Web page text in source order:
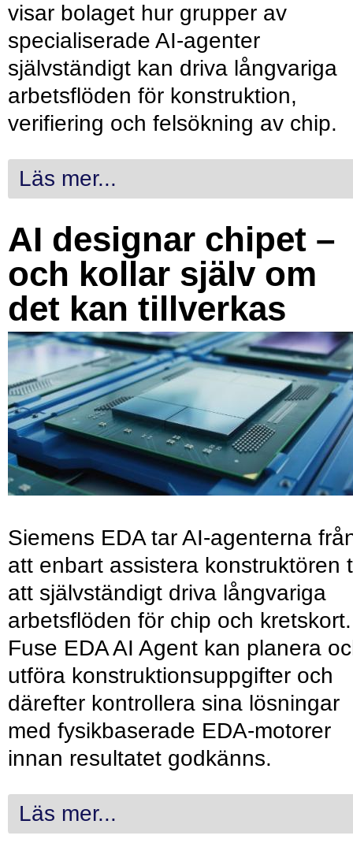
visar bolaget hur grupper av
specialiserade AI-agenter
självständigt kan driva långvariga
arbetsflöden för konstruktion,
verifiering och felsökning av chip.
Läs mer...
AI designar chipet –
och kollar själv om
det kan tillverkas
Siemens EDA tar AI-agenterna
att enbart assistera konstruktören
att självständigt driva långvariga
arbetsflöden för chip och kretskort.
Fuse EDA AI Agent kan planera
utföra konstruktionsuppgifter och
därefter kontrollera sina lösningar
med fysikbaserade EDA-motorer
innan resultatet godkänns.
Läs mer...